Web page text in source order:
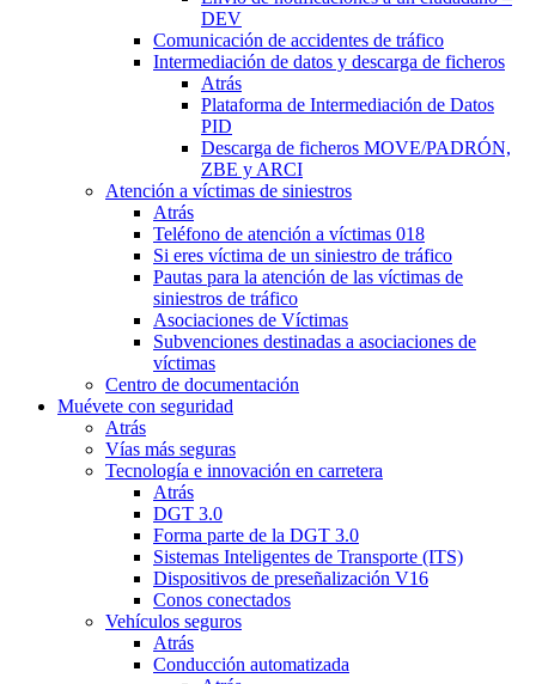
DEV
Comunicación de accidentes de tráfico
Intermediación de datos y descarga de ficheros
Atrás
Plataforma de Intermediación de Datos
PID
Descarga de ficheros MOVE/PADRÓN,
ZBE y ARCI
Atención a víctimas de siniestros
Atrás
Teléfono de atención a víctimas 018
Si eres víctima de un siniestro de tráfico
Pautas para la atención de las víctimas de
siniestros de tráfico
Asociaciones de Víctimas
Subvenciones destinadas a asociaciones de
víctimas
Centro de documentación
Muévete con seguridad
Atrás
Vías más seguras
Tecnología e innovación en carretera
Atrás
DGT 3.0
Forma parte de la DGT 3.0
Sistemas Inteligentes de Transporte (ITS)
Dispositivos de preseñalización V16
Conos conectados
Vehículos seguros
Atrás
Conducción automatizada